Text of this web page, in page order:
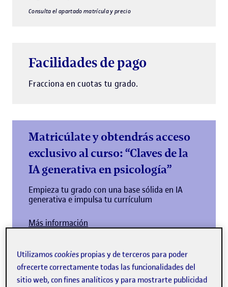
Consulta el apartado matrícula y precio
Facilidades de pago
Fracciona en cuotas tu grado.
Matricúlate y obtendrás acceso
exclusivo al curso: “Claves de la
IA generativa en psicología”
Empieza tu grado con una base sólida en IA
generativa e impulsa tu currículum
Más información
Utilizamoscookies propias y de terceros para poder
ofrecerte correctamente todas las funcionalidades del
sitio web, con fines analíticos y para mostrarte publicidad